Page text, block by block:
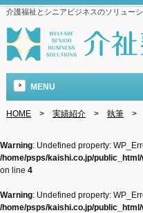
介護福祉とシニアビジネスのソリュー
MENU
HOME> 実績紹介> 執筆>
Warning: Undefined property:
/home/psps/kaishi.co.jp/
on line 4
Warning: Undefined property:
/home/psps/kaishi.co.jp/